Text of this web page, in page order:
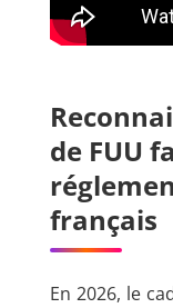
de FUU
français
En 2026, le